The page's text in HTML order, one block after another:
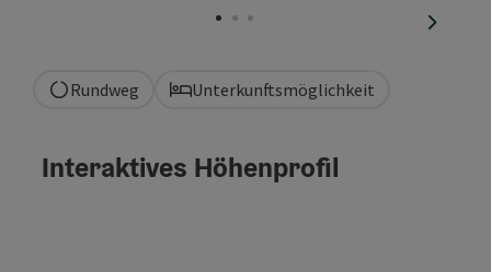
Rundweg Unterkunftsmöglichkeit
Interaktives Höhenprofil